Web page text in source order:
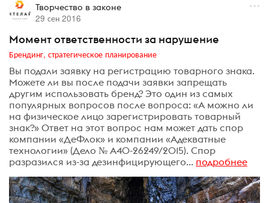
Творчество в законе
29 сен 2016
Момент ответственности за нарушение
Брендинг, стратегическое планирование
Вы подали заявку на регистрацию товарного знака.
Можете ли вы после подачи заявки запрещать
другим использовать бренд? Это один из самых
популярных вопросов после вопроса: «А можно ли
на физическое лицо зарегистрировать товарный
знак?» Ответ на этот вопрос нам может дать спор
компании «ДеФлок» и компании «Адекватные
технологии» (Дело № А40-26249/2015). Спор
разразился из-за дезинфицирующего... подробнее